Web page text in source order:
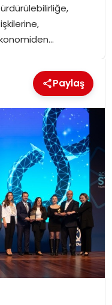
Paylaş